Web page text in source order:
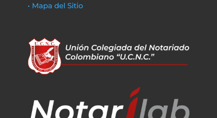
• Mapa del Sitio